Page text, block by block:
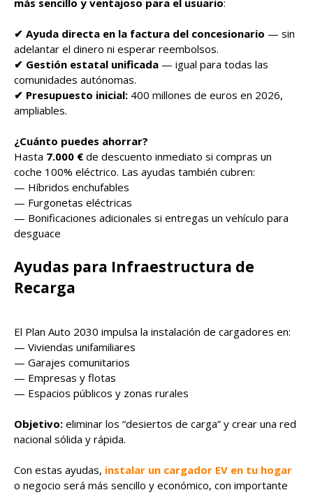
✔ Ayuda directa en la factura del concesionario — sin
adelantar el dinero ni esperar reembolsos.
✔ Gestión estatal unificada — igual para todas las
comunidades autónomas.
✔ Presupuesto inicial: 400 millones de euros en 2026,
ampliables.
¿Cuánto puedes ahorrar?
Hasta 7.000 € de descuento inmediato si compras un
coche 100% eléctrico. Las ayudas también cubren:
— Híbridos enchufables
— Furgonetas eléctricas
— Bonificaciones adicionales si entregas un vehículo para
desguace
Ayudas para Infraestructura de
Recarga
El Plan Auto 2030 impulsa la instalación de cargadores en:
— Viviendas unifamiliares
— Garajes comunitarios
— Empresas y flotas
— Espacios públicos y zonas rurales
Objetivo: eliminar los “desiertos de carga” y crear una red
nacional sólida y rápida.
Con estas ayudas, instalar un cargador EV en tu hogar
o negocio será más sencillo y económico, con importante